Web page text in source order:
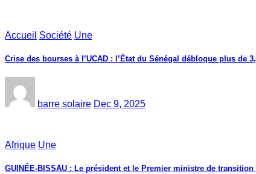
Accueil Société Une
Crise des bourses à l’UCAD : l’État du Sénégal débloque plus de
barre solaire Dec 9, 2025
Afrique Une
GUINÉE-BISSAU : Le président et le Premier ministre de